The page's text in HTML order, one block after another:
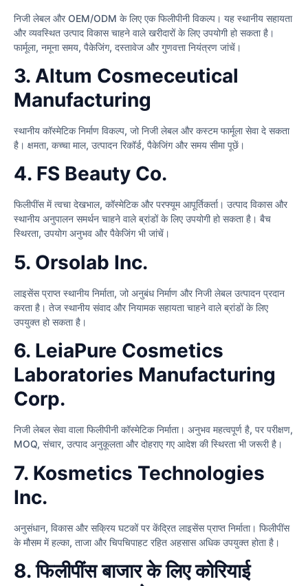
निजी लेबल और OEM/ODM के लिए एक फिलीपीनी विकल्प। यह स्थानीय सहायता
और व्यवस्थित उत्पाद विकास चाहने वाले खरीदारों के लिए उपयोगी हो सकता है।
फार्मूला, नमूना समय, पैकेजिंग, दस्तावेज और गुणवत्ता नियंत्रण जांचें।
3. Altum Cosmeceutical
Manufacturing
स्थानीय कॉस्मेटिक निर्माण विकल्प, जो निजी लेबल और कस्टम फार्मूला सेवा दे सकता
है। क्षमता, कच्चा माल, उत्पादन रिकॉर्ड, पैकेजिंग और समय सीमा पूछें।
4. FS Beauty Co.
फिलीपींस में त्वचा देखभाल, कॉस्मेटिक और परफ्यूम आपूर्तिकर्ता। उत्पाद विकास और
स्थानीय अनुपालन समर्थन चाहने वाले ब्रांडों के लिए उपयोगी हो सकता है। बैच
स्थिरता, उपयोग अनुभव और पैकेजिंग भी जांचें।
5. Orsolab Inc.
लाइसेंस प्राप्त स्थानीय निर्माता, जो अनुबंध निर्माण और निजी लेबल उत्पादन प्रदान
करता है। तेज स्थानीय संवाद और नियामक सहायता चाहने वाले ब्रांडों के लिए
उपयुक्त हो सकता है।
6. LeiaPure Cosmetics
Laboratories Manufacturing
Corp.
निजी लेबल सेवा वाला फिलीपीनी कॉस्मेटिक निर्माता। अनुभव महत्वपूर्ण है, पर परीक्षण,
MOQ, संचार, उत्पाद अनुकूलता और दोहराए गए आदेश की स्थिरता भी जरूरी है।
7. Kosmetics Technologies
Inc.
अनुसंधान, विकास और सक्रिय घटकों पर केंद्रित लाइसेंस प्राप्त निर्माता। फिलीपींस
के मौसम में हल्का, ताजा और चिपचिपाहट रहित अहसास अधिक उपयुक्त होता है।
8. फिलीपींस बाजार के लिए कोरियाई